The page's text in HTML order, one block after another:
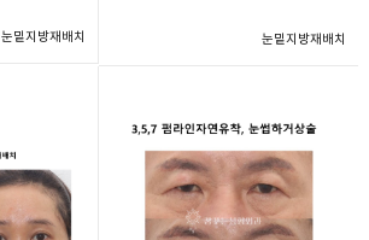
눈밑지방재배치 눈밑지방재배치